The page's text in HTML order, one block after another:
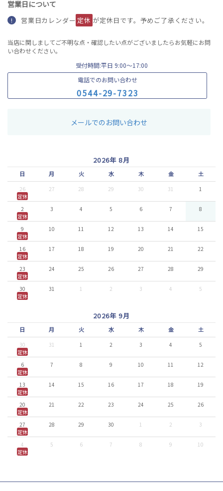
営業日について
! 営業日カレンダー 定休 が定休日です。予めご了承ください。
当店に関しましてご不明な点・確認したい点がございましたらお気軽にお問
い合わせください。
受付時間:平日 9:00〜17:00
電話でのお問い合わせ
0544-29-7323
メールでのお問い合わせ
2026年 8月
日 月 火 水 木 金 土
26 27 28 29 30 31
1
定休
2
3 4 5 6 7
8
定休
9
10 11 12 13 14
15
定休
16
17 18 19 20 21
22
定休
23
24 25 26 27 28
29
定休
30
31 1 2 3 4
5
定休
2026年 9月
日 月 火 水 木 金 土
30 31 1 2 3 4
5
定休
6
7 8 9 10 11
12
定休
13
14 15 16 17 18
19
定休
20
21 22 23 24 25
26
定休
27
28 29 30 1 2
3
定休
4
5 6 7 8 9
10
定休